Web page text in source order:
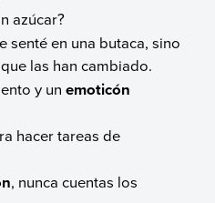
azúcar?
senté en una butaca, sino
las han cambiado.
y unemoticón
hacer tareas de
, nunca cuentas los